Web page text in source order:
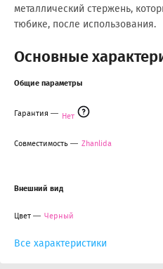
металлический стержень,
тюбике, после использования.
Основные
Общие параметры
Гарантия Нет
Совместимость Zhanlida
Внешний вид
Цвет Черный
Все характеристики